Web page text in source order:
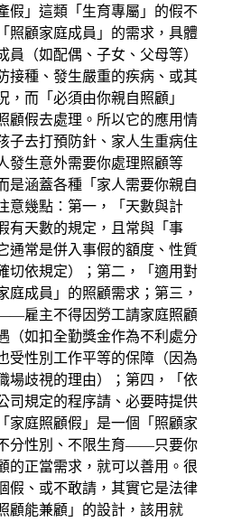
假」這類「生育專屬」的假不
顧家庭成員」的需求，具體
員（如配偶、子女、父母等）
接種、發生嚴重的疾病、或其
，而「必須由你親自照顧」
顧假去處理。所以它的應用情
子去打預防針、家人生重病住
發生意外需要你處理照顧等
涵蓋各種「家人需要你親自
意幾點：第一，「天數與計
天數的規定，且常與「事
通常是併入事假的額度、性質
切依規定）；第二，「適用對
成員」的照顧需求；第三，
雇主不得因勞工請家庭照顧
（如扣全勤獎金作為不利處分
受性別工作平等的保障（因為
場歧視的理由）；第四，「依
規定的程序請、必要時提供
家庭照顧假」是一個「照顧家
分性別、不限生育——只要你
的正當需求，就可以善用。很
假、或不敢請，其實它是法律
顧能兼顧」的設計，該用就